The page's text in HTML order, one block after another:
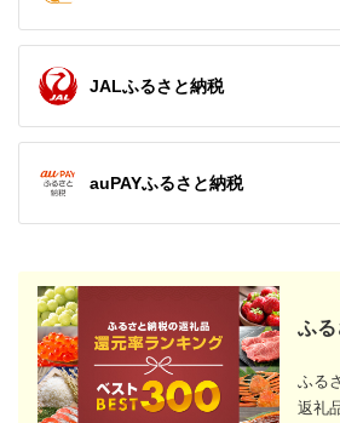
【山ばな平八茶屋】鰻
【ふるさと納税】「う
ぎ かば焼7切(熟成た
治27年（1894年）創
業 国産 鰻 手焼き 備
長炭 送料無料さいと
し サイト 数量限定 テ
レビ紹介＜13-1a＞
４尾
JALふるさと納税
auPAYふるさと納税
ふ
ふる
返礼